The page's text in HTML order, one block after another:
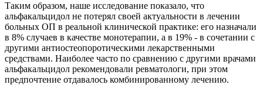
Таким образом, наше исследование показало, что
альфакальцидол не потерял своей актуальности в лечении
больных ОП в реальной клинической практике: его назначали
в 8% случаев в качестве монотерапии, а в 19% - в сочетании с
другими антиостеопоротическими лекарственными
средствами. Наиболее часто по сравнению с другими врачами
альфакальцидол рекомендовали ревматологи, при этом
предпочтение отдавалось комбинированному лечению.